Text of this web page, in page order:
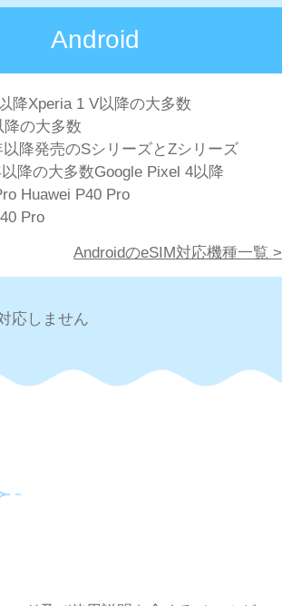
Android
降Xperia 1 V以降の大多数
降の大多数
以降発売のSシリーズとZシリーズ
降の大多数Google Pixel 4以降
Huawei P40 Pro
Pro
AndroidのeSIM対応機種一覧 >
応しません